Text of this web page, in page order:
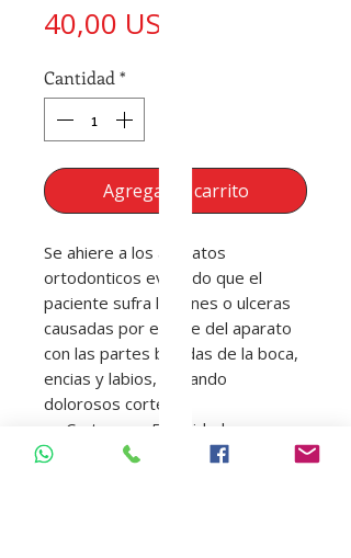
40,00 US$
Cantidad *
Agregar al carrito
Se ahiere a los aparatos
ortodonticos evitando que el
paciente sufra lesiones o ulceras
causadas por el roce del aparato
con las partes blandas de la boca,
encias y labios, evitando
dolorosos cortes
Carton por 50 unidades
Caja x 5 barras de sabor a